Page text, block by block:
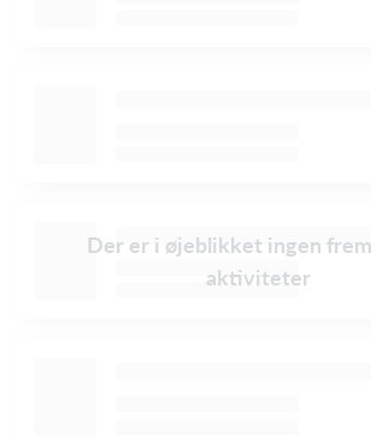
Der er i øjeblikket ingen
aktiviteter